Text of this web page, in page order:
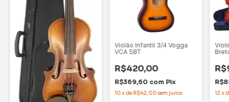
Violão Infantil 3/4 Vogga
VCA SBT
R$420,00
R$369,60 com Pix
10xde R$42,00sem juros 12x